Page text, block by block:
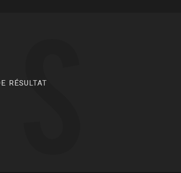
RÉSULTAT